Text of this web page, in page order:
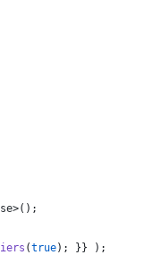
>();
(true); }} );